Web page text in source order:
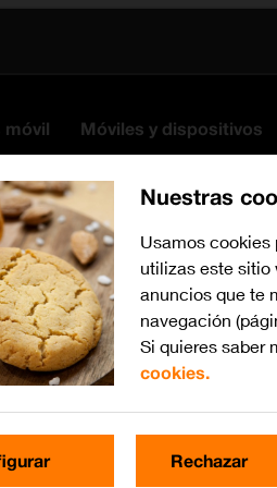
móvil Móviles y dispositivos
Nuestras
Usamos cookies
utilizas este sitio
anuncios que te
navegación
Si quieres saber
cookies.
Rechazar